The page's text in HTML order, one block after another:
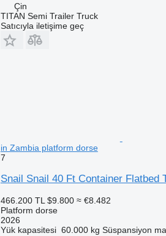
Çin
TITAN Semi Trailer Truck
Satıcıyla iletişime geç
in Zambia platform dorse
7
Snail Snail 40 Ft Container Flatbed
466.200 TL $9.800 ≈ €8.482
Platform dorse
2026
Yük kapasitesi 60.000 kg Süspansiyon